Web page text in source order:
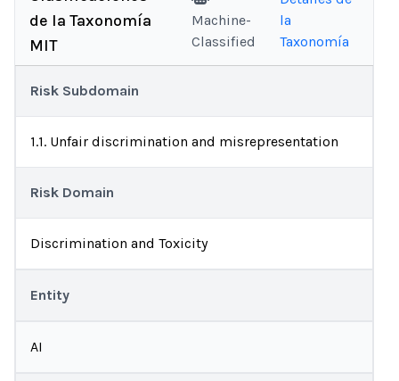
de la Taxonomía
MIT
Machine-
Classified
la
Taxonomía
Risk Subdomain
1.1. Unfair discrimination and misrepresentation
Risk Domain
Discrimination and Toxicity
Entity
AI